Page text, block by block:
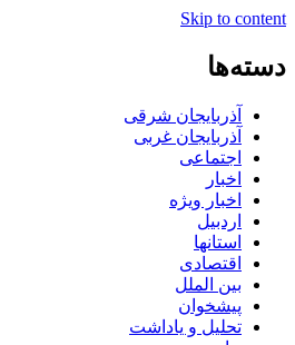
Skip to content
دسته‌ها
آذربایجان شرقی
آذربایجان غربی
اجتماعی
اخبار
اخبار ویژه
اردبیل
استانها
اقتصادی
بین الملل
پیشخوان
تحلیل و یاداشت